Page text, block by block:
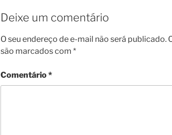
Deixe um comentário
O seu endereço de e-mail não será publicado.
são marcados com *
Comentário*